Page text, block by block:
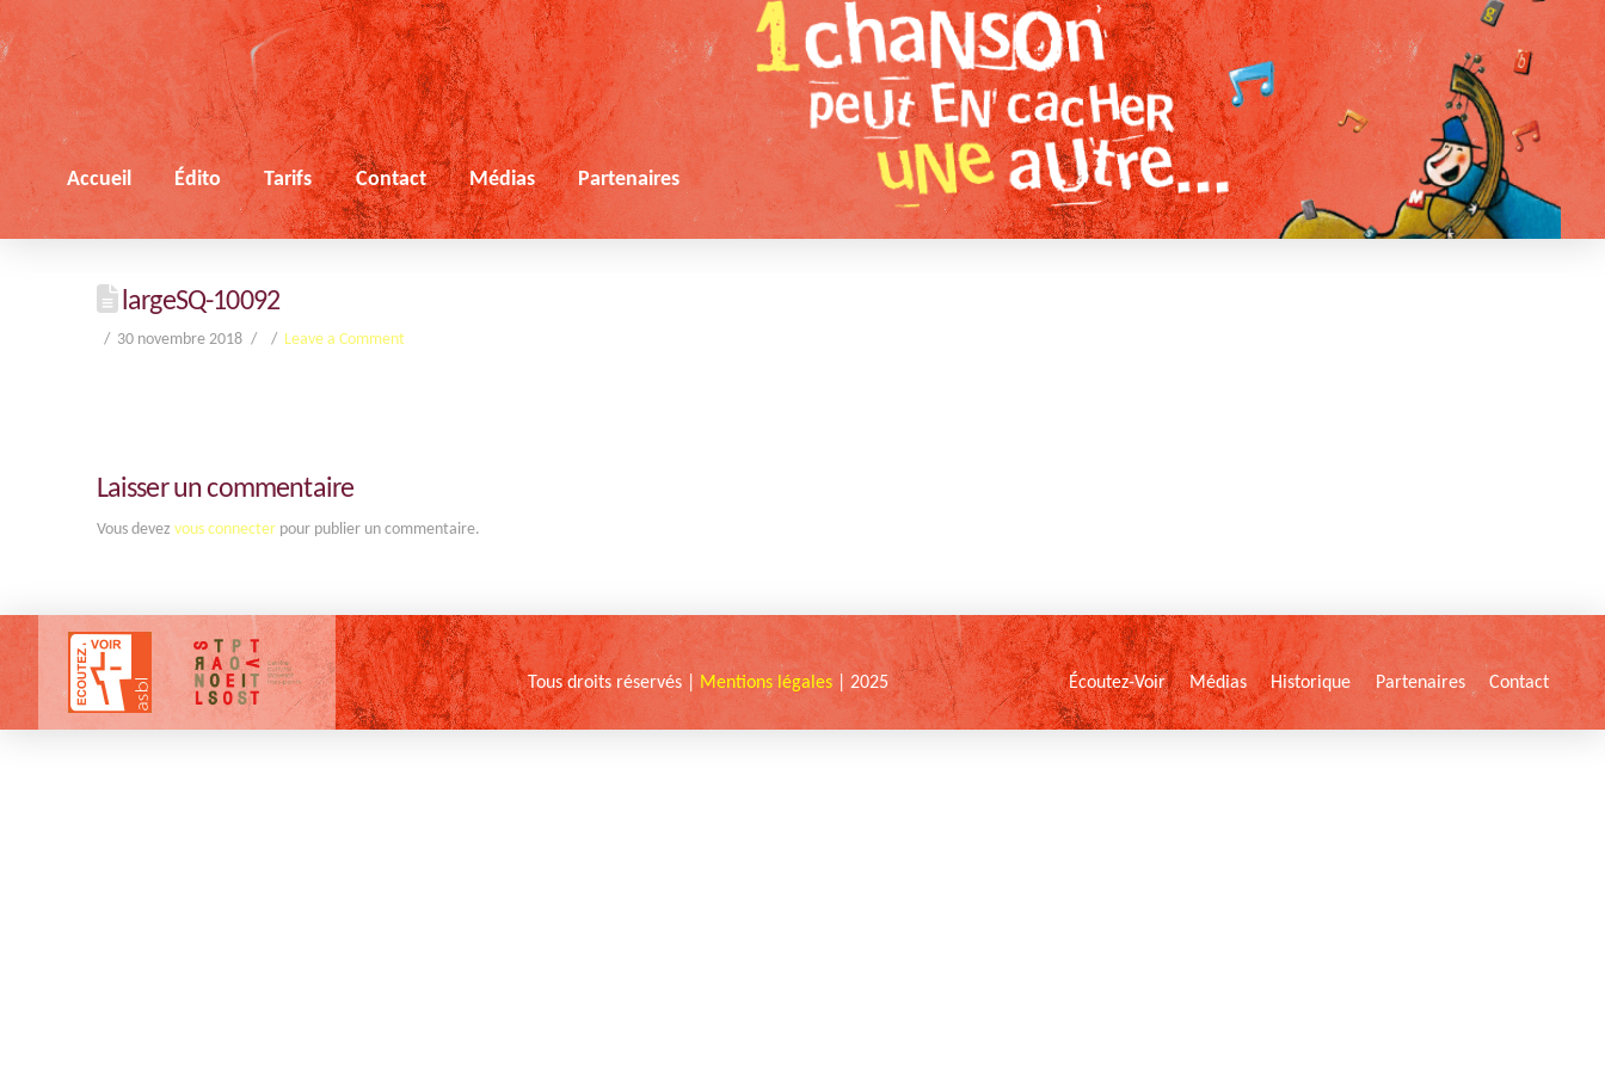
Accueil Édito Tarifs Contact Médias Partenaires
largeSQ-10092
30 novembre 2018 Leave a Comment
Laisser un commentaire
Vous devez vous connecterpour publier un commentaire.
Tous droits réservés | Mentions légales | 2025 Écoutez-Voir Médias Historique Partenaires Contact